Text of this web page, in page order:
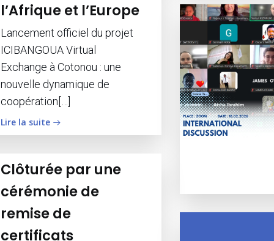
l’Afrique et l’Europe
Lancement officiel du projet
ICIBANGOUA Virtual
Exchange à Cotonou : une
nouvelle dynamique de
coopération[…]
Lire la suite
Clôturée par une
cérémonie de
remise de
certificats